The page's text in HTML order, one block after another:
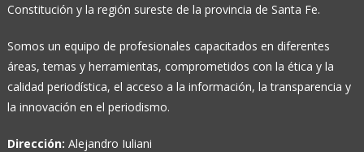
Constitución y la región sureste de la provincia de Santa Fe.
Somos un equipo de profesionales capacitados en diferentes
áreas, temas y herramientas, comprometidos con la ética y la
calidad periodística, el acceso a la información, la transparencia y
la innovación en el periodismo.
Dirección:Alejandro Iuliani